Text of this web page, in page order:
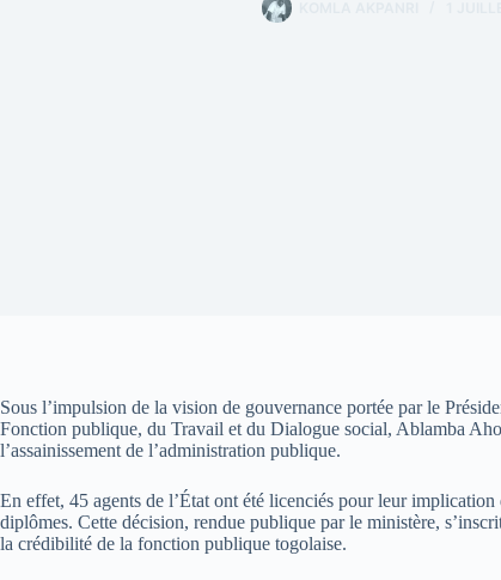
Sous l’impulsion de la vision de gouvernance portée par le
Fonction publique, du Travail et du Dialogue social, Ablamba
l’assainissement de l’administration publique.
En effet, 45 agents de l’État ont été licenciés pour leur
diplômes. Cette décision, rendue publique par le ministère,
la crédibilité de la fonction publique togolaise.